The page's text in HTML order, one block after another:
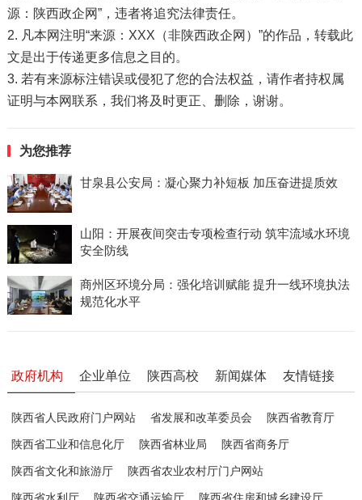
源：陕西政企网”，违者将追究法律责任。
2. 凡本网注明“来源：XXX（非陕西政企网）”的作品，转载此
文是出于传递更多信息之目的。
3. 若有来源标注错误或侵犯了您的合法权益，请作者持权属
证明与本网联系，我们将及时更正、删除，谢谢。
为您推荐
甘泉县公安局：凝心聚力补短板 加压奋进提质效
山阳：开展夜间突击专项检查行动 筑牢流域水环境
安全防线
商州区环境分局：强化培训赋能 提升一线环境执法
规范化水平
政府机构 企业单位 陕西高校 新闻媒体 友情链接
陕西省人民政府门户网站 省发展和改革委员会 陕西省教育厅
陕西省工业和信息化厅 陕西省林业局 陕西省商务厅
陕西省文化和旅游厅 陕西省农业农村厅门户网站